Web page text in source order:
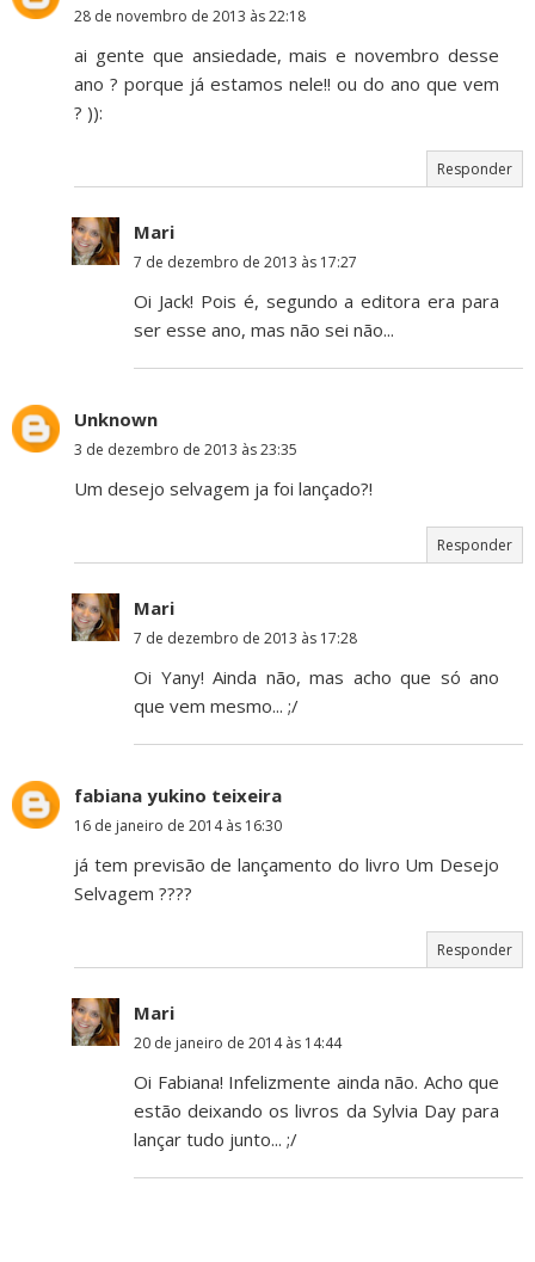
28 de novembro de 2013 às 22:18
ai gente que ansiedade, mais e novembro desse
ano ? porque já estamos nele!! ou do ano que vem
? )):
Responder
Mari
7 de dezembro de 2013 às 17:27
Oi Jack! Pois é, segundo a editora era para
ser esse ano, mas não sei não...
Unknown
3 de dezembro de 2013 às 23:35
Um desejo selvagem ja foi lançado?!
Responder
Mari
7 de dezembro de 2013 às 17:28
Oi Yany! Ainda não, mas acho que só ano
que vem mesmo... ;/
fabiana yukino teixeira
16 de janeiro de 2014 às 16:30
já tem previsão de lançamento do livro Um Desejo
Selvagem ????
Responder
Mari
20 de janeiro de 2014 às 14:44
Oi Fabiana! Infelizmente ainda não. Acho que
estão deixando os livros da Sylvia Day para
lançar tudo junto... ;/